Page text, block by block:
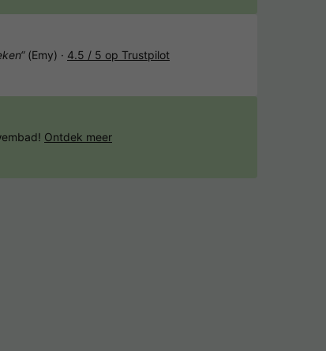
(Emy) · 4.5 / 5 op Trustpilot
Ontdek meer